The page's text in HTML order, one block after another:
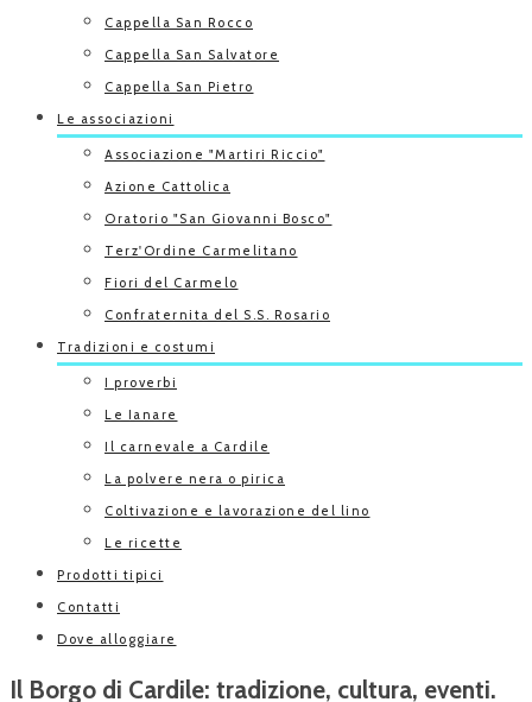
Cappella San Rocco
Cappella San Salvatore
Cappella San Pietro
Le associazioni
Associazione "Martiri Riccio"
Azione Cattolica
Oratorio "San Giovanni Bosco"
Terz'Ordine Carmelitano
Fiori del Carmelo
Confraternita del S.S. Rosario
Tradizioni e costumi
I proverbi
Le Ianare
Il carnevale a Cardile
La polvere nera o pirica
Coltivazione e lavorazione del lino
Le ricette
Prodotti tipici
Contatti
Dove alloggiare
Il Borgo di Cardile: tradizione, cultura, eventi.